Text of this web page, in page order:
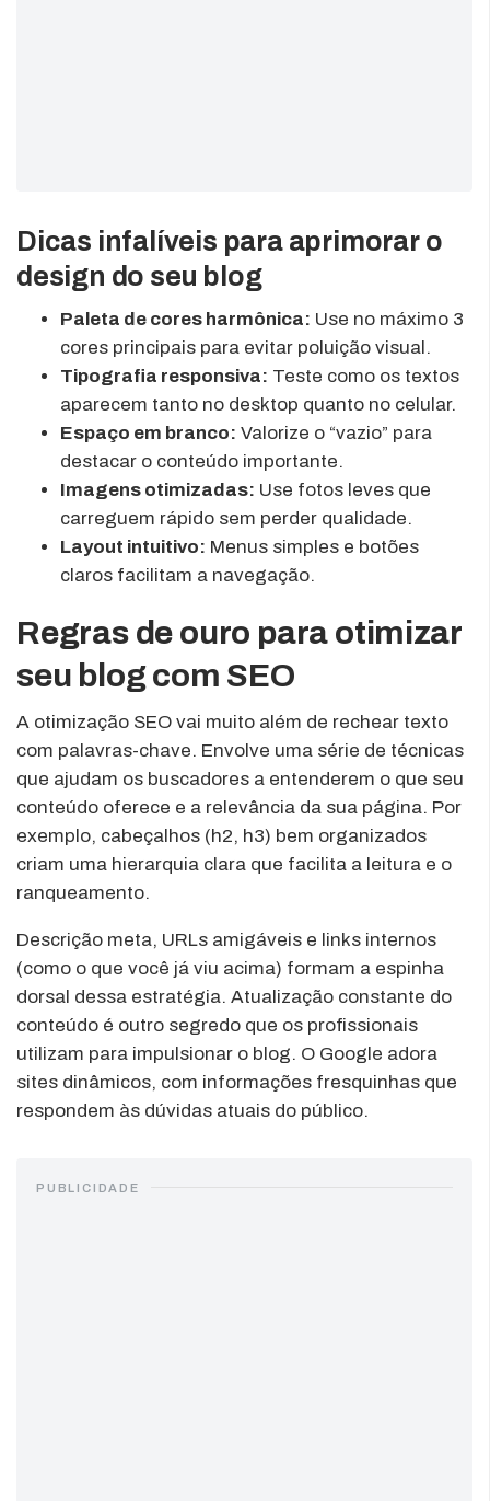
Dicas infalíveis para aprimorar o
design do seu blog
Paleta de cores harmônica: Use no máximo 3
cores principais para evitar poluição visual.
Tipografia responsiva: Teste como os textos
aparecem tanto no desktop quanto no celular.
Espaço em branco: Valorize o “vazio” para
destacar o conteúdo importante.
Imagens otimizadas: Use fotos leves que
carreguem rápido sem perder qualidade.
Layout intuitivo: Menus simples e botões
claros facilitam a navegação.
Regras de ouro para otimizar
seu blog com SEO
A otimização SEO vai muito além de rechear texto
com palavras-chave. Envolve uma série de técnicas
que ajudam os buscadores a entenderem o que seu
conteúdo oferece e a relevância da sua página. Por
exemplo, cabeçalhos (h2, h3) bem organizados
criam uma hierarquia clara que facilita a leitura e o
ranqueamento.
Descrição meta, URLs amigáveis e links internos
(como o que você já viu acima) formam a espinha
dorsal dessa estratégia. Atualização constante do
conteúdo é outro segredo que os profissionais
utilizam para impulsionar o blog. O Google adora
sites dinâmicos, com informações fresquinhas que
respondem às dúvidas atuais do público.
PUBLICIDADE